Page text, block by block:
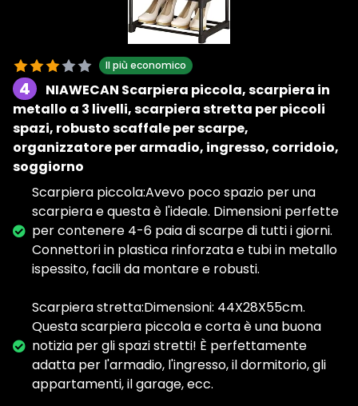
Il più economico
4
NIAWECAN Scarpiera piccola, scarpiera in
metallo a 3 livelli, scarpiera stretta per piccoli
spazi, robusto scaffale per scarpe,
organizzatore per armadio, ingresso, corridoio,
soggiorno
Scarpiera piccola:Avevo poco spazio per una
scarpiera e questa è l'ideale. Dimensioni perfette
per contenere 4-6 paia di scarpe di tutti i giorni.
Connettori in plastica rinforzata e tubi in metallo
ispessito, facili da montare e robusti.
Scarpiera stretta:Dimensioni: 44X28X55cm.
Questa scarpiera piccola e corta è una buona
notizia per gli spazi stretti! È perfettamente
adatta per l'armadio, l'ingresso, il dormitorio, gli
appartamenti, il garage, ecc.